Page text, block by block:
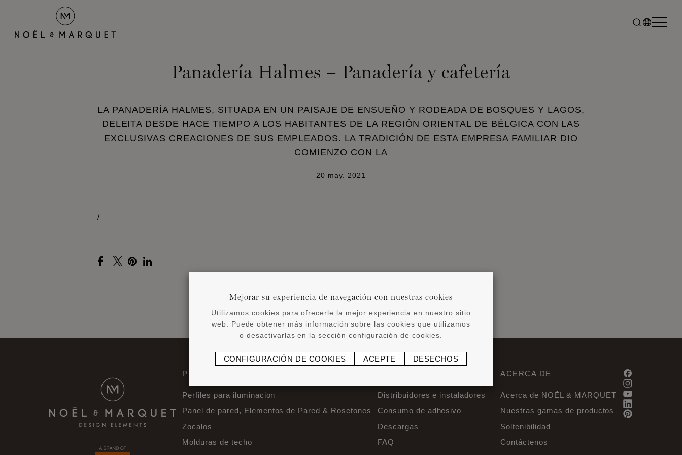
Panadería Halmes – Panadería y cafetería
LA PANADERÍA HALMES, SITUADA EN UN PAISAJE DE ENSUEÑO Y RODEADA DE BOSQUES Y LAGOS,
DELEITA DESDE HACE TIEMPO A LOS HABITANTES DE LA REGIÓN ORIENTAL DE BÉLGICA CON LAS
EXCLUSIVAS CREACIONES DE SUS EMPLEADOS. LA TRADICIÓN DE ESTA EMPRESA FAMILIAR DIO
COMIENZO CON LA
20 may. 2021
/
VOLVER A LAS NOTICIAS
PRODUCT INFO
Perfiles para iluminacion
Panel de pared, Elementos de Pared & Rosetones
Zocalos
Molduras de techo
Distribuidores e instaladores
Consumo de adhesivo
Descargas
FAQ
ACERCA DE
Acerca de NOËL & MARQUET
Nuestras gamas de productos
Soltenibilidad
Contáctenos
Mejorar su experiencia de navegación con nuestras cookies
Utilizamos cookies para ofrecerle la mejor experiencia en nuestro sitio
web. Puede obtener más información sobre las cookies que utilizamos
o desactivarlas en la sección configuración de cookies.
CONFIGURACIÓN DE COOKIES ACEPTE DESECHOS